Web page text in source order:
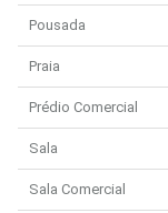
Pousada
Praia
Prédio Comercial
Sala
Sala Comercial